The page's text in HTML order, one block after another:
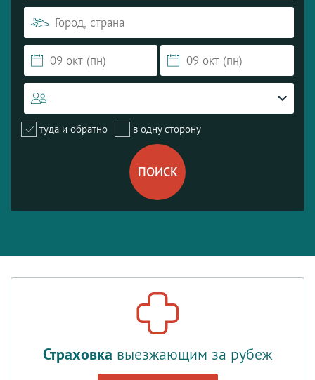
туда и обратно в одну сторону
Страховка выезжающим за рубеж